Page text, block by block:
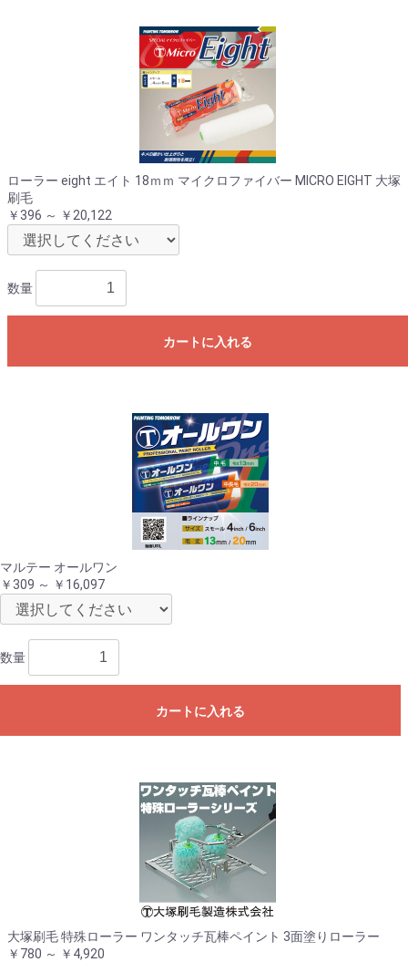
ローラー eight エイト 18ｍｍ マイクロファイバー MICRO EIGHT 大塚
刷毛
￥396 ～ ￥20,122
数量
カートに入れる
マルテー オールワン
￥309 ～ ￥16,097
数量
カートに入れる
大塚刷毛 特殊ローラー ワンタッチ瓦棒ペイント 3面塗りローラー
￥780 ～ ￥4,920